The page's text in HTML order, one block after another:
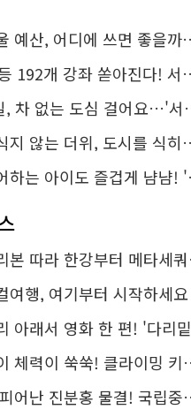
하
기
, 어디에 쓰면 좋을까요? 온라인 투표
개 강좌 쏟아진다! 서울시민대학 선착순 신청
도심 걸어요…'서울 걷자 페스티벌' 선착순 5천명
는 더위, 도시를 식히는 시원한 해법은?
도 즐겁게 냠냠! '찾아가는 서울시 식생활 교육' 현장
한강부터 메타세쿼이아 숲길까지…서울둘레길 15코스
, 여기부터 시작하세요 '서울에디션25'
서 영화 한 편! '다리밑 영화관' 무료 상영
이 쑥쑥! 클라이밍 키즈카페·어린이 체력장
진분홍 물결! 국립중앙박물관 배롱나무 명소